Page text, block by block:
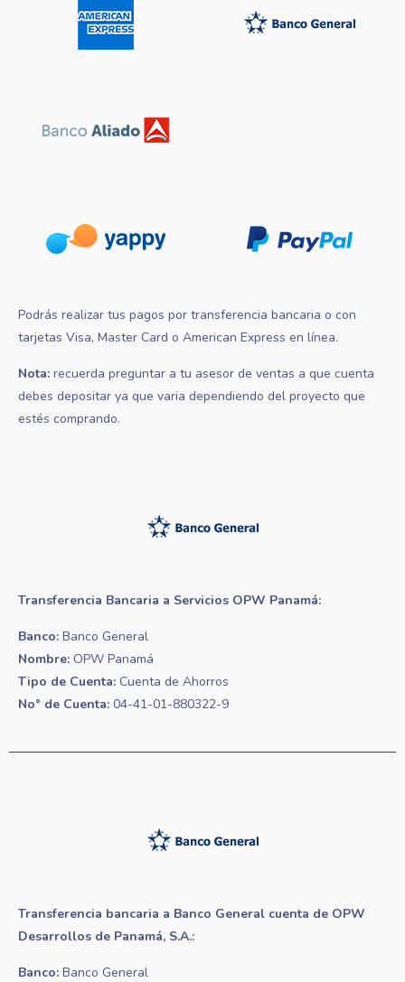
Podrás realizar tus pagos por transferencia bancaria o con
tarjetas Visa, Master Card o American Express en línea.
Nota: recuerda preguntar a tu asesor de ventas a que cuenta
debes depositar ya que varia dependiendo del proyecto que
estés comprando.
Transferencia Bancaria a Servicios OPW Panamá:
Banco: Banco General
Nombre: OPW Panamá
Tipo de Cuenta: Cuenta de Ahorros
No° de Cuenta: 04-41-01-880322-9
Transferencia bancaria a Banco General cuenta de OPW
Desarrollos de Panamá, S.A.:
Banco: Banco General